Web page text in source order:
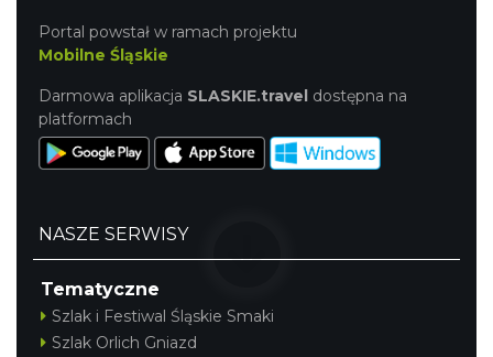
Portal powstał w ramach projektu
Mobilne Śląskie
Darmowa aplikacja SLASKIE.travel dostępna na
platformach
NASZE SERWISY
Tematyczne
Szlak i Festiwal Śląskie Smaki
Szlak Orlich Gniazd